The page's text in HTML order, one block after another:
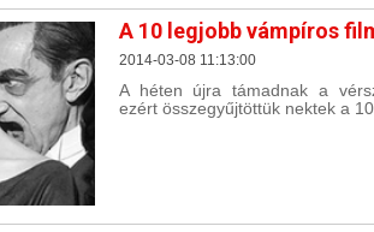
A 10 legjobb vámpíros
2014-03-08 11:13:00
A héten újra támadnak a
ezért összegyűjtöttük nektek a